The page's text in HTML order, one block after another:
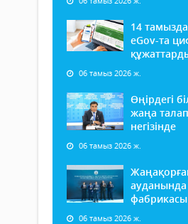
14
еGov-та
06 тамыз 2026 ж.
Өңірдегі
жаңа
негізінде
06 тамыз 2026 ж.
ауданында
06 тамыз 2026 ж.